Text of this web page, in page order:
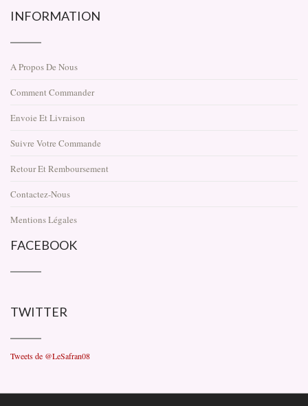
INFORMATION
A Propos De Nous
Comment Commander
Envoie Et Livraison
Suivre Votre Commande
Retour Et Remboursement
Contactez-Nous
Mentions Légales
FACEBOOK
TWITTER
Tweets de @LeSafran08